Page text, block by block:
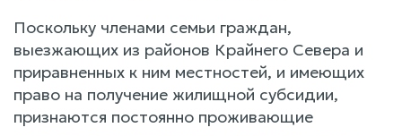
Поскольку членами семьи граждан,
выезжающих из районов Крайнего Севера и
приравненных к ним местностей, и имеющих
право на получение жилищной субсидии,
признаются постоянно проживающие